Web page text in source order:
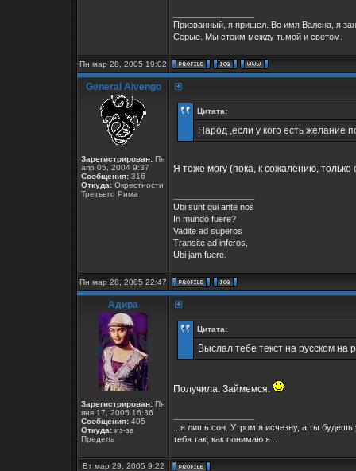
Призванный, я пришел. Во имя Валена, я
Серые. Мы стоим между тьмой и светом.
Пн мар 28, 2005 19:02
General Aivengo
Зарегистрирован: Пн
апр 05, 2004 9:37
Сообщения: 316
Откуда: Окрестности
Третьего Рима
Цитата:
Народ ,если у кого есть желание
Я тоже могу (пока, к сожалению,
Ubi sunt qui ante nos
In mundo fuere?
Vadite ad superos
Transite ad inferos,
Ubi jam fuere.
Пн мар 28, 2005 22:47
Адира
Зарегистрирован: Пн
янв 17, 2005 16:36
Сообщения: 405
Откуда: из-за
Предела
Цитата:
Выслал тебе текст на русском на
Получила. Займемся.
...я лишь сон. Утром я исчезну, а ты
тебя так, как понимаю я...
Вт мар 29, 2005 9:22